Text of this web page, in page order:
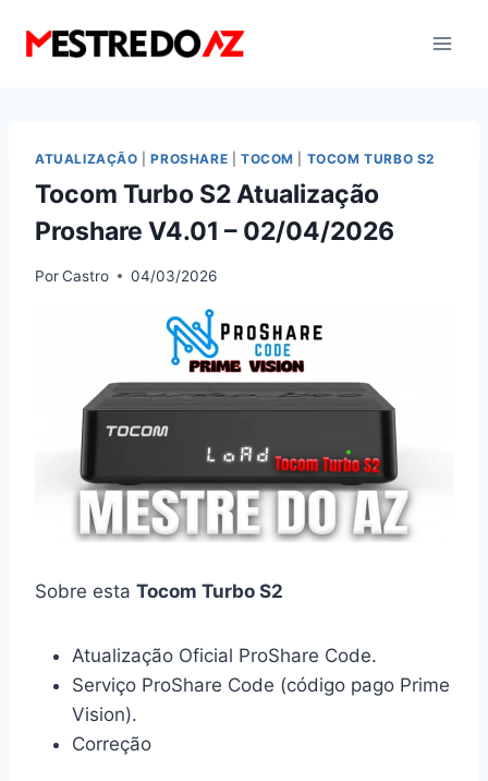
para
ATUALIZAÇÃO |PROSHARE TOCOM TOCOM TURBO S2
Tocom Turbo S2 Atualização
Proshare V4.01 – 02/04/2026
PorCastro 04/03/2026
Sobre esta Tocom Turbo S2
Atualização Oficial ProShare Code.
Serviço ProShare Code (código pago Prime
Vision).
Correção